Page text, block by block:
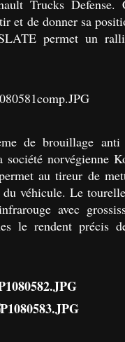
Trucks Defense.
et de donner sa
permet un
de brouillage
norvégienne
au tireur de
véhicule. Le
avec
le rendent précis